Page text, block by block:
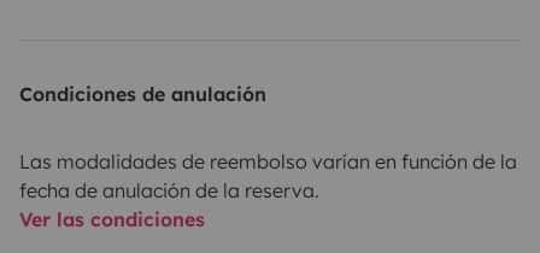
Condiciones de anulación
Las modalidades de reembolso varían en función de la
fecha de anulación de la reserva.
Ver las condiciones